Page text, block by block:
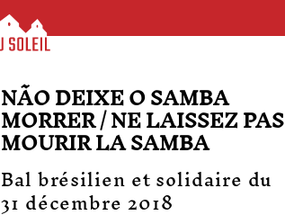
NÃO DEIXE O SAMBA
MORRER / NE LAISSEZ PAS
MOURIR LA SAMBA
Bal brésilien et solidaire du
31 décembre 2018